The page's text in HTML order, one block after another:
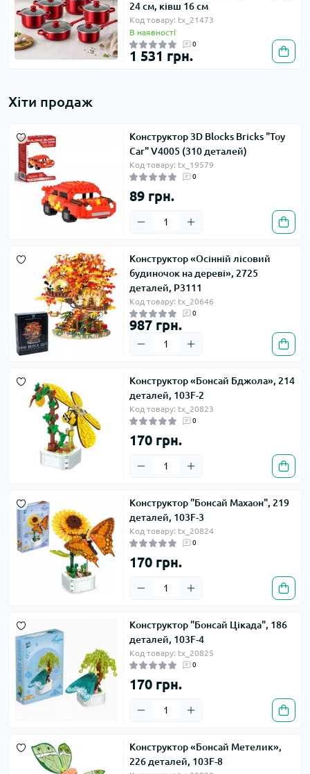
24 см, ківш 16 см
Код товару: tx_21473
В наявності
0
1 531 грн.
Хіти продаж
Конструктор 3D Blocks Bricks "Toy
Car" V4005 (310 деталей)
Код товару: tx_19579
0
89 грн.
Конструктор «Осінній лісовий
будиночок на дереві», 2725
деталей, P3111
Код товару: tx_20646
0
987 грн.
Конструктор «Бонсай Бджола», 214
деталей, 103F-2
Код товару: tx_20823
0
170 грн.
Конструктор "Бонсай Махаон", 219
деталей, 103F-3
Код товару: tx_20824
0
170 грн.
Конструктор "Бонсай Цікада", 186
деталей, 103F-4
Код товару: tx_20825
0
170 грн.
Конструктор «Бонсай Метелик»,
226 деталей, 103F-8